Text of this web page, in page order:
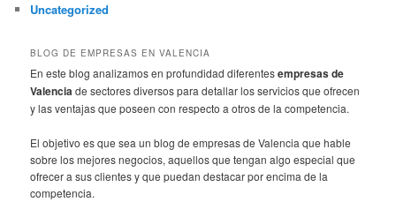
Uncategorized
BLOG DE EMPRESAS EN VALENCIA
En este blog analizamos en profundidad diferentesempresas de
Valenciade sectores diversos para detallar los servicios que ofrecen
y las ventajas que poseen con respecto a otros de la competencia.
El objetivo es que sea un blog de empresas de Valencia que hable
sobre los mejores negocios, aquellos que tengan algo especial que
ofrecer a sus clientes y que puedan destacar por encima de la
competencia.